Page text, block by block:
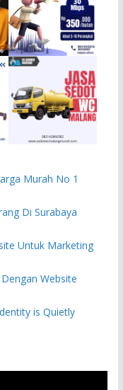
Murah No 1
Di Surabaya
Untuk Marketing
Website
is Quietly